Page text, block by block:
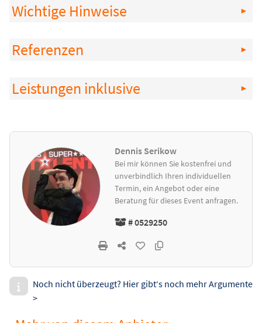
Wichtige Hinweise
Referenzen
Leistungen inklusive
Dennis Serikow
Bei mir können Sie kostenfrei und
unverbindlich Ihren individuellen
Termin, ein Angebot oder eine
Beratung für dieses Event anfragen.
# 0529250
Noch nicht überzeugt? Hier gibt‘s noch mehr Argumente
>